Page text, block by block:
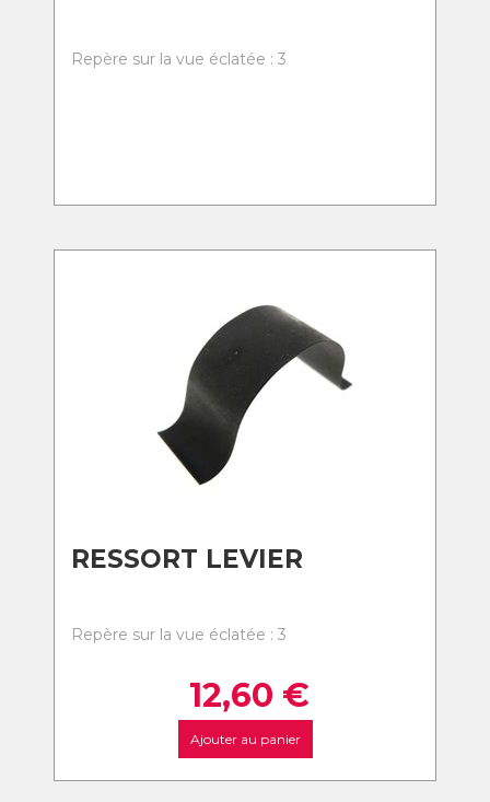
Repère sur la vue éclatée : 3
RESSORT LEVIER
Repère sur la vue éclatée : 3
12,60 €
Ajouter au panier